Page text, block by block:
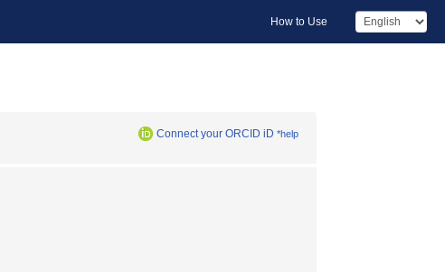
How to Use
Connect your ORCID iD *help